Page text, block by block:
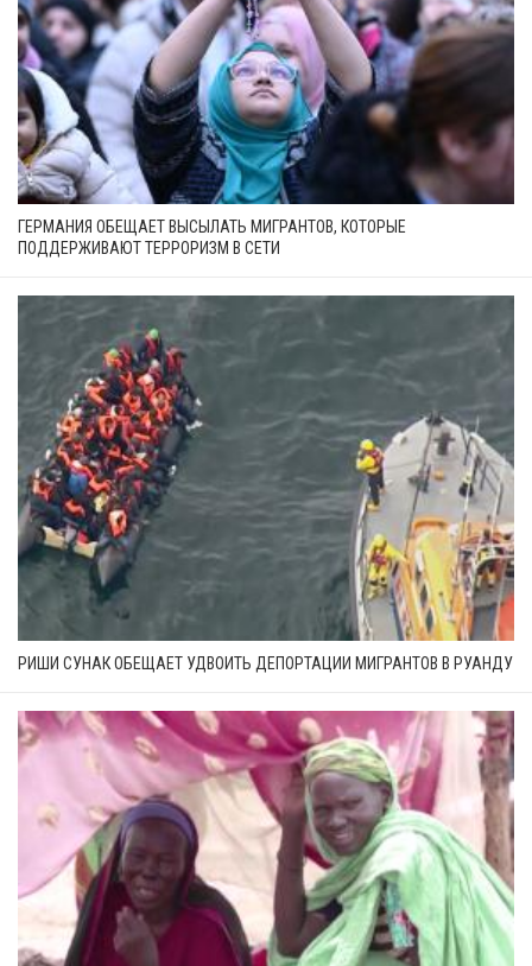
ГЕРМАНИЯ ОБЕЩАЕТ ВЫСЫЛАТЬ МИГРАНТОВ, КОТОРЫЕ
ПОДДЕРЖИВАЮТ ТЕРРОРИЗМ В СЕТИ
РИШИ СУНАК ОБЕЩАЕТ УДВОИТЬ ДЕПОРТАЦИИ МИГРАНТОВ В РУАНДУ